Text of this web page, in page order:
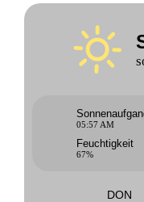
05:57 AM
Feuchtigkeit
67%
DON